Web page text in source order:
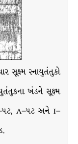
સૂક્ષ્મ સ્નાયુતંતુકો
ખંડને સૂક્ષ્મ
A–પટ અને I–